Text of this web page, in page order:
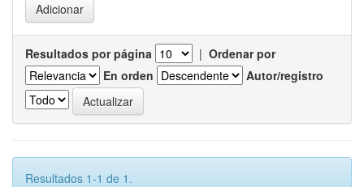
Resultados por página | Ordenar por
En orden
Autor/registro
Resultados 1-1 de 1.